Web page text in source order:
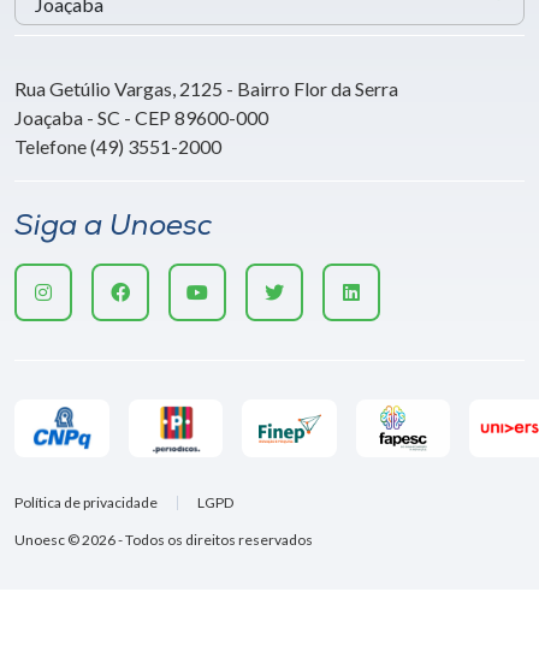
Rua Getúlio Vargas, 2125 - Bairro Flor da Serra
Joaçaba - SC - CEP 89600-000
Telefone (49) 3551-2000
Siga a Unoesc
Unoesc © 2026 - Todos os direitos reservados
Política de privacidade LGPD